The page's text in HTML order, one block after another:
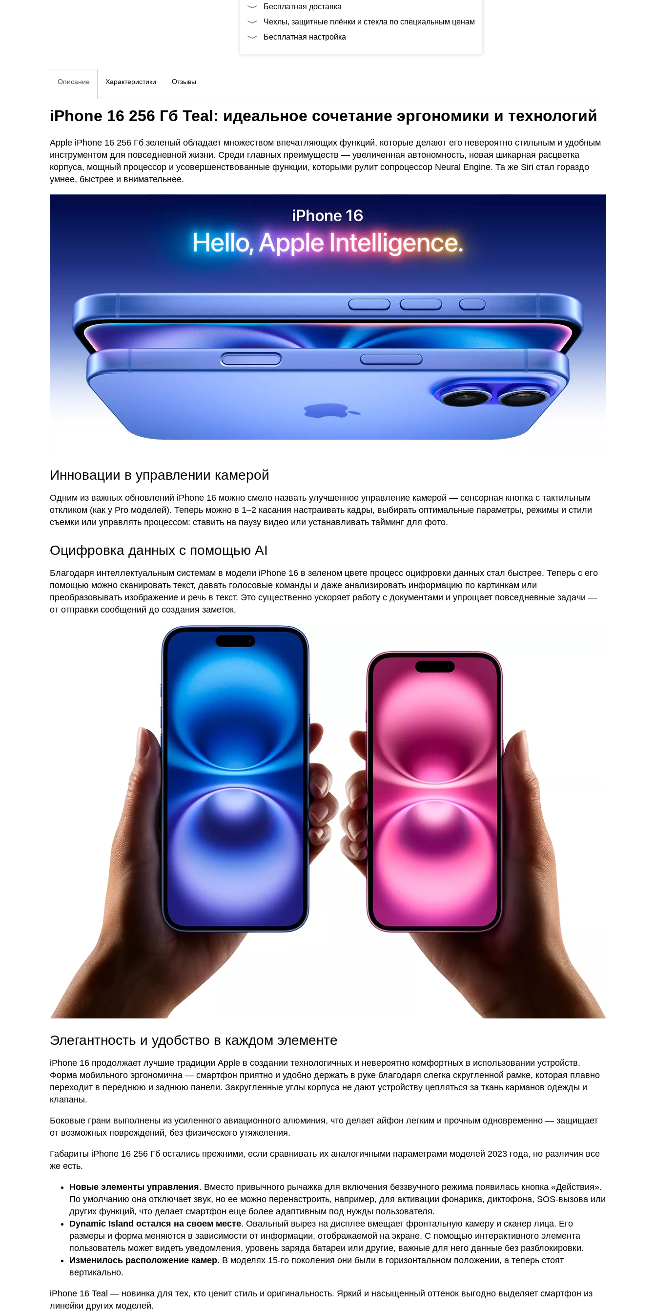
Бесплатная доставка
Чехлы, защитные плёнки и стекла по специальным ценам
Бесплатная настройка
Описание Характеристики Отзывы
iPhone 16 256 Гб Teal: идеальное сочетание эргономики и технологий
Apple iPhone 16 256 Гб зеленый обладает множеством впечатляющих функций, которые делают его невероятно стильным и удобным
инструментом для повседневной жизни. Среди главных преимуществ — увеличенная автономность, новая шикарная расцветка
корпуса, мощный процессор и усовершенствованные функции, которыми рулит сопроцессор Neural Engine. Та же Siri стал гораздо
умнее, быстрее и внимательнее.
Инновации в управлении камерой
Одним из важных обновлений iPhone 16 можно смело назвать улучшенное управление камерой — сенсорная кнопка с тактильным
откликом (как у Pro моделей). Теперь можно в 1–2 касания настраивать кадры, выбирать оптимальные параметры, режимы и стили
съемки или управлять процессом: ставить на паузу видео или устанавливать тайминг для фото.
Оцифровка данных с помощью AI
Благодаря интеллектуальным системам в модели iPhone 16 в зеленом цвете процесс оцифровки данных стал быстрее. Теперь с его
помощью можно сканировать текст, давать голосовые команды и даже анализировать информацию по картинкам или
преобразовывать изображение и речь в текст. Это существенно ускоряет работу с документами и упрощает повседневные задачи —
от отправки сообщений до создания заметок.
Элегантность и удобство в каждом элементе
iPhone 16 продолжает лучшие традиции Apple в создании технологичных и невероятно комфортных в использовании устройств.
Форма мобильного эргономична — смартфон приятно и удобно держать в руке благодаря слегка скругленной рамке, которая плавно
переходит в переднюю и заднюю панели. Закругленные углы корпуса не дают устройству цепляться за ткань карманов одежды и
клапаны.
Боковые грани выполнены из усиленного авиационного алюминия, что делает айфон легким и прочным одновременно — защищает
от возможных повреждений, без физического утяжеления.
Габариты iPhone 16 256 Гб остались прежними, если сравнивать их аналогичными параметрами моделей 2023 года, но различия все
же есть.
Новые элементы управления. Вместо привычного рычажка для включения беззвучного режима появилась кнопка «Действия».
По умолчанию она отключает звук, но ее можно перенастроить, например, для активации фонарика, диктофона, SOS-вызова или
других функций, что делает смартфон еще более адаптивным под нужды пользователя.
Dynamic Island остался на своем месте. Овальный вырез на дисплее вмещает фронтальную камеру и сканер лица. Его
размеры и форма меняются в зависимости от информации, отображаемой на экране. С помощью интерактивного элемента
пользователь может видеть уведомления, уровень заряда батареи или другие, важные для него данные без разблокировки.
Изменилось расположение камер. В моделях 15-го поколения они были в горизонтальном положении, а теперь стоят
вертикально.
iPhone 16 Teal — новинка для тех, кто ценит стиль и оригинальность. Яркий и насыщенный оттенок выгодно выделяет смартфон из
линейки других моделей.